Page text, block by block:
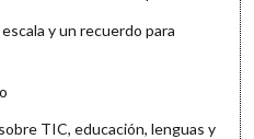
y un recuerdo para
TIC, educación, lenguas y